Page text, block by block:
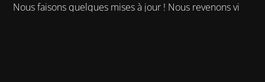
Nous faisons quelques mises à jour ! Nous revenons vite !